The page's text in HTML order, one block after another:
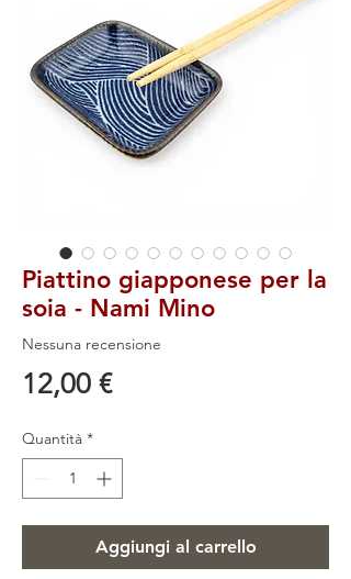
Piattino giapponese per la
soia - Nami Mino
Nessuna recensione
12,00 €Prezzo
Quantità *
Aggiungi al carrello